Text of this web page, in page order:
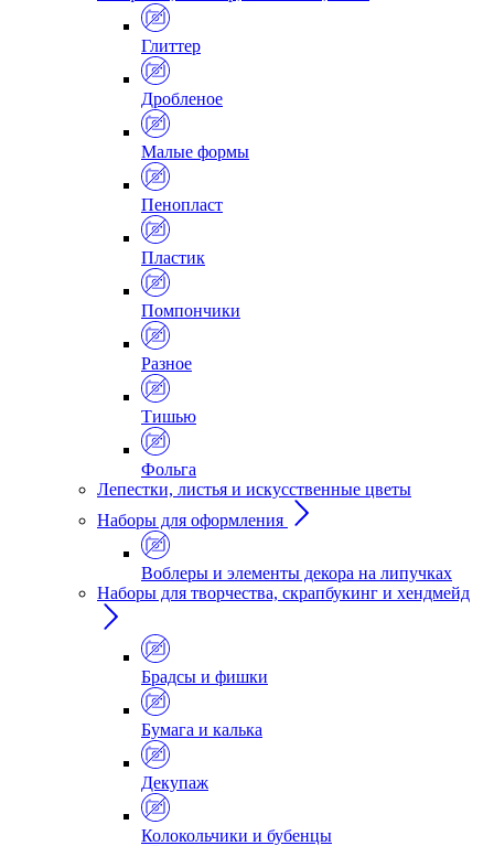
Глиттер
Дробленое
Малые формы
Пенопласт
Пластик
Помпончики
Разное
Тишью
Фольга
Лепестки, листья и искусственные цветы
Наборы для оформления
Воблеры и элементы декора на липучках
Наборы для творчества, скрапбукинг и хендмейд
Брадсы и фишки
Бумага и калька
Декупаж
Колокольчики и бубенцы